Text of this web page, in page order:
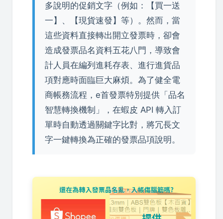
多說明的促銷文字（例如：【買一送
一】、【現貨速發】等）。然而，當
這些資料直接轉出開立發票時，卻會
造成發票品名資料五花八門，導致會
計人員在編列進耗存表、進行進貨品
項對應時面臨巨大麻煩。為了健全電
商帳務流程，e首發票特別提供「品名
智慧轉換機制」，在蝦皮 API 轉入訂
單時自動透過關鍵字比對，將冗長文
字一鍵轉換為正確的發票品項說明。